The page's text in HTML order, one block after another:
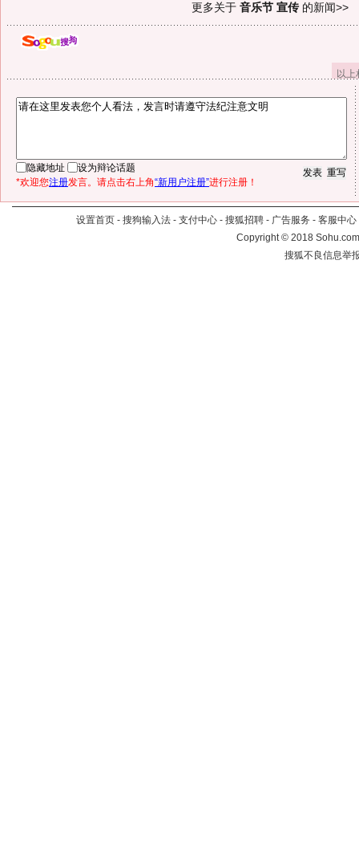
更多关于 音乐节 宣传的新闻>>
以
隐藏地址
设为辩论话题
*欢迎您注册发言。请点击右上角“新用户注册”进行注册！
设置首页 - 搜狗输入法 - 支付中心 - 搜狐招聘 - 广告服务 - 客服中心
Copyright©2018
搜狐不良信息举